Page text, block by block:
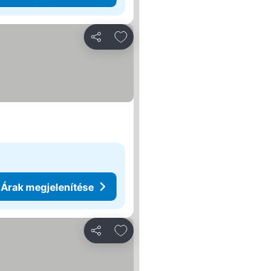
Megosztás
Hozzáadás a kedvencekhez
Árak megjelenítése
Megosztás
Hozzáadás a kedvencekhez